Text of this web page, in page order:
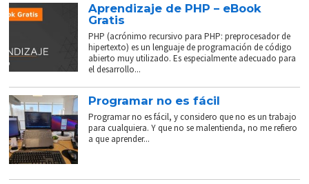
Aprendizaje de PHP – eBook
Gratis
PHP (acrónimo recursivo para PHP: preprocesador de
hipertexto) es un lenguaje de programación de código
abierto muy utilizado. Es especialmente adecuado para
el desarrollo...
Programar no es fácil
Programar no es fácil, y considero que no es un trabajo
para cualquiera. Y que no se malentienda, no me refiero
a que aprender...